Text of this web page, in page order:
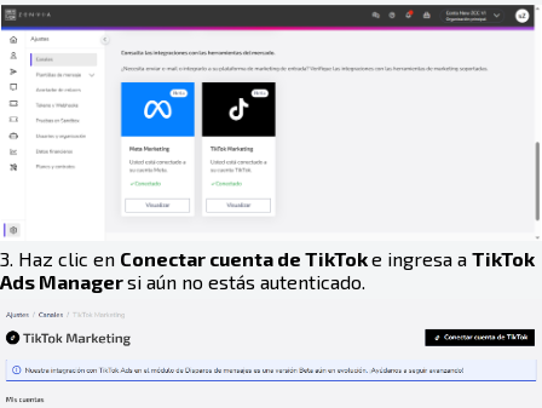
3. Haz clic en Conectar cuenta de TikToke ingresa a TikTok
Ads Managersi aún no estás autenticado.